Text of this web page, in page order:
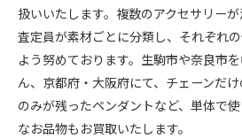
扱いいたします。複数のアクセサリーが
査定員が素材ごとに分類し、それぞれ
よう努めております。生駒市や奈良市
ん、京都府・大阪府にて、チェーンだ
のみが残ったペンダントなど、単体で
なお品物もお買取いたします。